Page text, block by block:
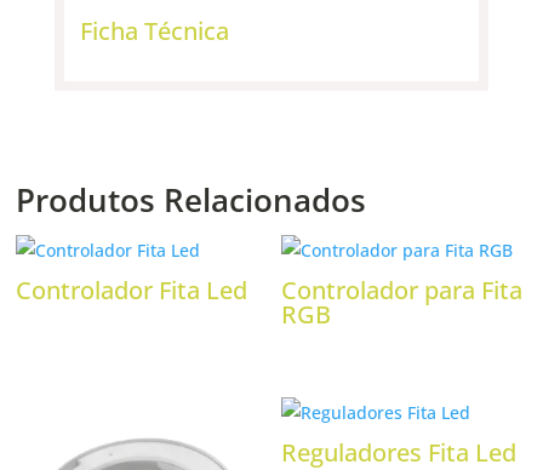
Ficha Técnica
Produtos Relacionados
Controlador Fita Led Controlador para Fita
RGB
Reguladores Fita Led